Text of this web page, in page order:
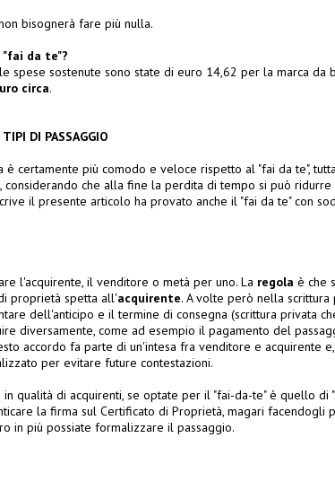
bisognerà fare più nulla.
da te"?
spese sostenute sono state di euro 14,62 per la marca da
circa.
DI PASSAGGIO
è certamente più comodo e veloce rispetto al "fai da te",
considerando che alla fine la perdita di tempo si può
il presente articolo ha provato anche il "fai da te" con
l'acquirente, il venditore o metà per uno. La regola è che
proprietà spetta all'acquirente. A volte però nella
dell'anticipo e il termine di consegna (scrittura privata
diversamente, come ad esempio il pagamento del
accordo fa parte di un'intesa fra venditore e acquirente
per evitare future contestazioni.
in qualità di acquirenti, se optate per il "fai-da-te" è quello
la firma sul Certificato di Proprietà, magari facendogli
in più possiate formalizzare il passaggio.